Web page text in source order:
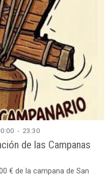
- 23:30
de las Campanas
€ de la campana de San